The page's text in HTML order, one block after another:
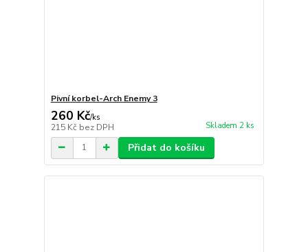
Pivní korbel-Arch Enemy 3
260 Kč/ks
215 Kč bez DPH Skladem 2 ks
Přidat do košíku